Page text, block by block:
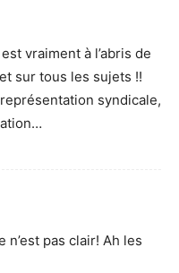
vraiment à l’abris de
sur tous les sujets !!
syndicale,
pas clair! Ah les